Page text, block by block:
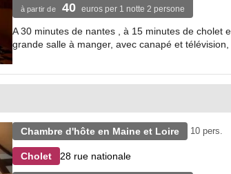
à partir de 40 euros per 1 notte 2 persone
A 30 minutes de nantes , à 15 minutes de cholet
grande salle à manger, avec canapé et télévision,
Chambre d'hôte en Maine et Loire 10 pers.
Cholet 28 rue nationale